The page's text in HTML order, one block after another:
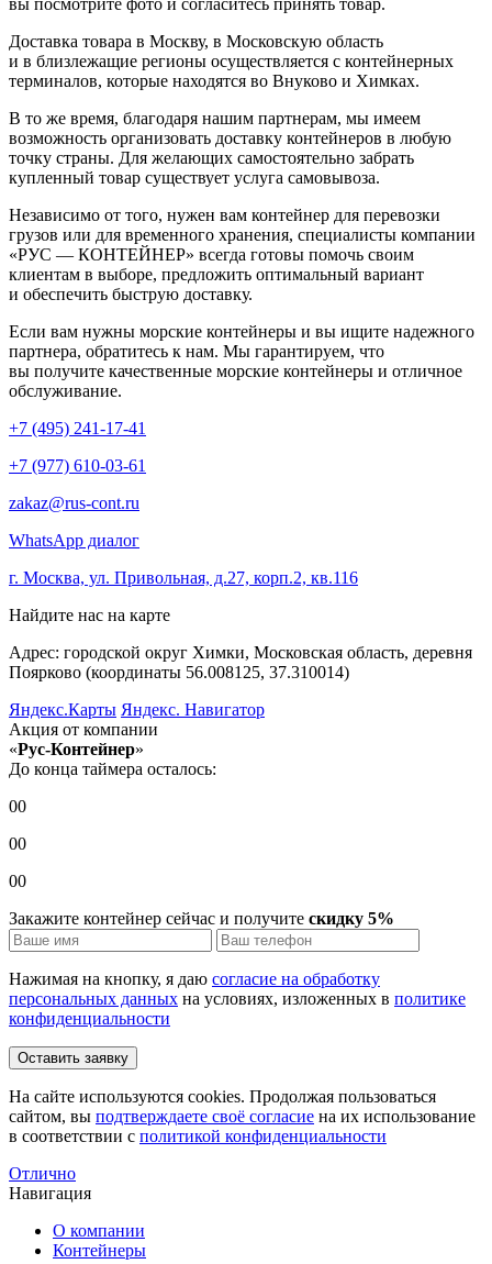
Доставка товара в Москву, в Московскую область
и в близлежащие регионы осуществляется с контейнерных
терминалов, которые находятся во Внуково и Химках.
В то же время, благодаря нашим партнерам, мы имеем
возможность организовать доставку контейнеров в любую
точку страны. Для желающих самостоятельно забрать
купленный товар существует услуга самовывоза.
Независимо от того, нужен вам контейнер для перевозки
грузов или для временного хранения, специалисты компании
«РУС — КОНТЕЙНЕР» всегда готовы помочь своим
клиентам в выборе, предложить оптимальный вариант
и обеспечить быструю доставку.
Если вам нужны морские контейнеры и вы ищите надежного
партнера, обратитесь к нам. Мы гарантируем, что
вы получите качественные морские контейнеры и отличное
обслуживание.
+7 (495) 241-17-41
+7 (977) 610-03-61
zakaz@rus-cont.ru
WhatsApp диалог
г. Москва, ул. Привольная, д.27, корп.2, кв.116
Найдите нас на карте
Адрес: городской округ Химки, Московская область, деревня
Поярково (координаты 56.008125, 37.310014)
Яндекс.Карты Яндекс. Навигатор
Акция от компании
«Рус-Контейнер»
До конца таймера осталось:
00
00
00
Закажите контейнер сейчас и получите скидку 5%
Нажимая на кнопку, я даю согласие на обработку
персональных данных на условиях, изложенных в политике
конфиденциальности
Оставить заявку
На сайте используются cookies. Продолжая пользоваться
сайтом, вы подтверждаете своё согласие на их использование
в соответствии с политикой конфиденциальности
Отлично
Навигация
О компании
Контейнеры